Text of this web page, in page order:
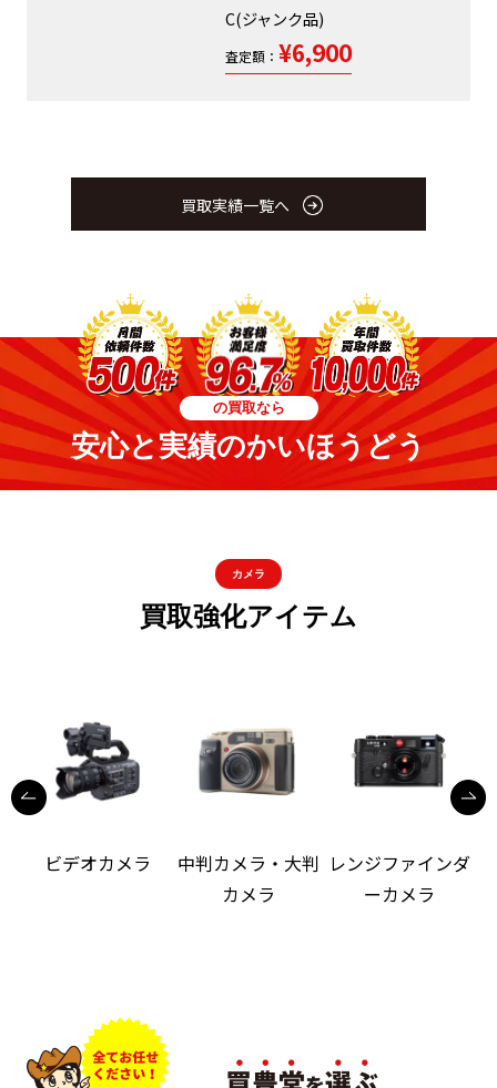
C(ジャンク品)
査定額： ¥6,900
買取実績一覧へ
の買取なら
安心と実績のかいほうどう
カメラ
買取強化アイテム
ビデオカメラ
中判カメラ・大判
カメラ
レンジファインダ
ーカメラ